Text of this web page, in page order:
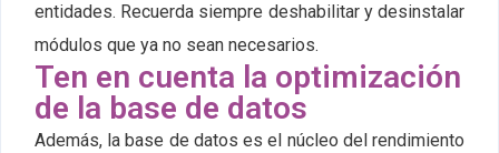
entidades. Recuerda siempre deshabilitar y desinstalar
módulos que ya no sean necesarios.
Ten en cuenta la optimización
de la base de datos
Además, la base de datos es el núcleo del rendimiento